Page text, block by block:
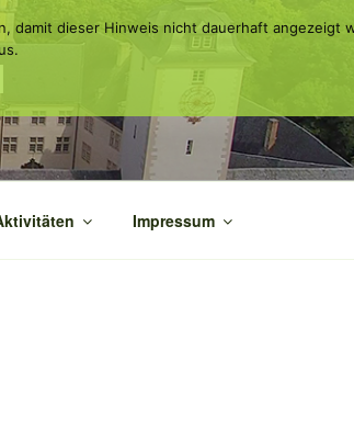
Impressum
damit dieser Hinweis nicht dauerhaft angezeigt